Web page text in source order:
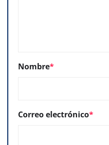
Nombre*
Correo electrónico*